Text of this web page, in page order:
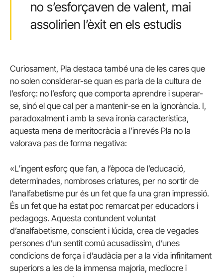
no s’esforçaven de valent, mai
assolirien l’èxit en els estudis
Curiosament, Pla destaca també una de les cares que
no solen considerar-se quan es parla de la cultura de
l’esforç: no l’esforç que comporta aprendre i superar-
se, sinó el que cal per a mantenir-se en la ignorància. I,
paradoxalment i amb la seva ironia característica,
aquesta mena de meritocràcia a l’inrevés Pla no la
valorava pas de forma negativa:
«L’ingent esforç que fan, a l’època de l’educació,
determinades, nombroses criatures, per no sortir de
l’analfabetisme pur és un fet que fa una gran impressió.
És un fet que ha estat poc remarcat per educadors i
pedagogs. Aquesta contundent voluntat
d’analfabetisme, conscient i lúcida, crea de vegades
persones d’un sentit comú acusadíssim, d’unes
condicions de força i d’audàcia per a la vida infinitament
superiors a les de la immensa majoria, mediocre i